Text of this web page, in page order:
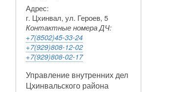
Адрес:
г. Цхинвал, ул. Героев, 5
Контактные номера ДЧ:
+7(8502)45-33-24
+7(929)808-12-02
+7(929)808-02-17
Управление внутренних дел
Цхинвальского района